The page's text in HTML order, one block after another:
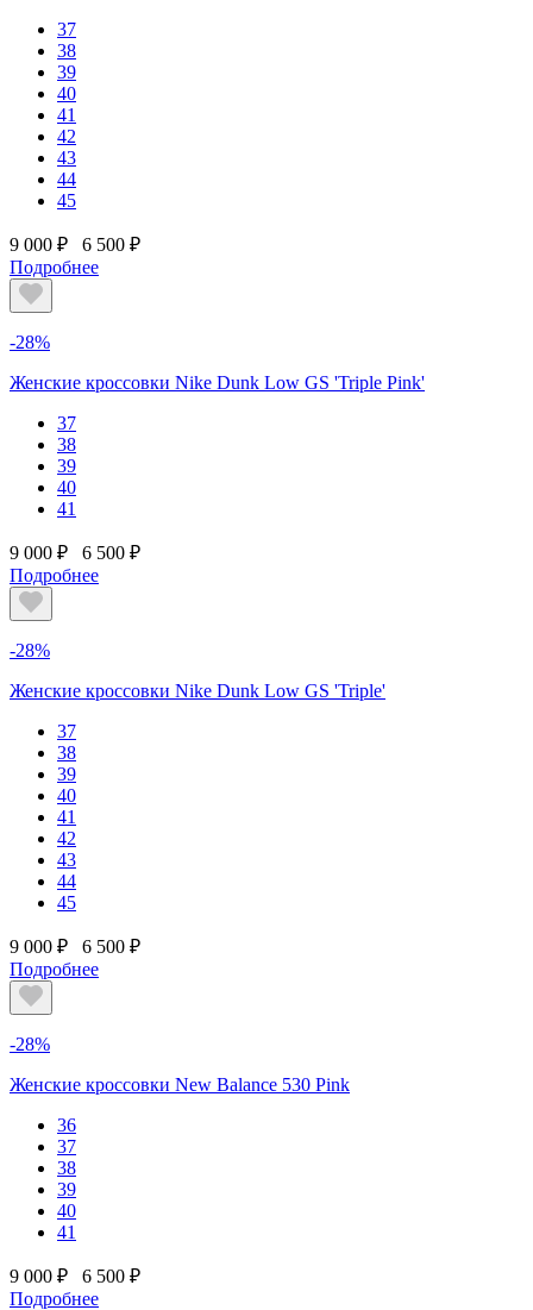
37
38
39
40
41
42
43
44
45
9 000 ₽
6 500 ₽
Подробнее
-28%
Женские кроссовки Nike Dunk Low GS 'Triple Pink'
37
38
39
40
41
9 000 ₽
6 500 ₽
Подробнее
-28%
Женские кроссовки Nike Dunk Low GS 'Triple'
37
38
39
40
41
42
43
44
45
9 000 ₽
6 500 ₽
Подробнее
-28%
Женские кроссовки New Balance 530 Pink
36
37
38
39
40
41
9 000 ₽
6 500 ₽
Подробнее